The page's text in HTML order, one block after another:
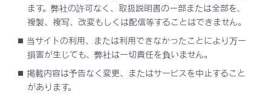
合わせて見られているページ
ます。弊社の許可なく、取扱説明書の一部または全部を、
複製、複写、改変もしくは配信等することはできません。
当サイトの利用、または利用できなかったことにより万一
損害が生じても、弊社は一切責任を負いません。
掲載内容は予告なく変更、またはサービスを中止すること
があります。